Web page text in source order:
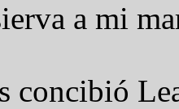
a mi
concibió